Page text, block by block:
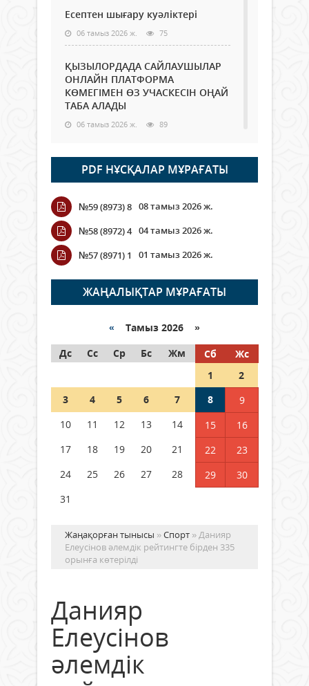
Есептен шығару куәліктері
06 тамыз 2026 ж. 75
ҚЫЗЫЛОРДАДА САЙЛАУШЫЛАР
ОНЛАЙН ПЛАТФОРМА
КӨМЕГІМЕН ӨЗ УЧАСКЕСІН ОҢАЙ
ТАБА АЛАДЫ
06 тамыз 2026 ж. 89
Open Air: Қызылорда облысы
полиция департаменті 20
мыңнан астам көрерменнің
қауіпсіздігін қамтамасыз етті
06 тамыз 2026 ж.
Wi-Fi ҚАБЫРҒА АРҚЫЛЫ ҚАЛАЙ
ӨТЕДІ?
06 тамыз 2026 ж. 266
граждане Казахстана,
05 тамыз 2026 ж. 147
Шетелде жүрген Қазақстан
азаматтары қалай дауыс бере
PDF НҰСҚАЛАР МҰРАҒАТЫ
№59 (8973) 8 08 тамыз 2026 ж.
№58 (8972) 4 04 тамыз 2026 ж.
№57 (8971) 1
01 тамыз 2026 ж.
ЖАҢАЛЫҚТАР МҰРАҒАТЫ
« Тамыз 2026 »
Дс
Сс Ср Бс Жм Сб
Жс
1
2
3
4 5 6 7 8
9
10
11 12 13 14 15
16
17
18 19 20 21 22
23
24
25 26 27 28 29
30
31
Жаңақорған тынысы »Спорт » Данияр
Елеусінов әлемдік рейтингте бірден 335
орынға көтерілді
Данияр
Елеусінов
әлемдік